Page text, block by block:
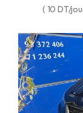
( 10 DT/